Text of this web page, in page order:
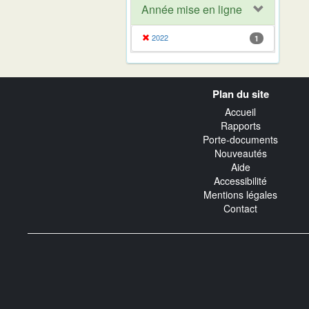
Année mise en ligne
2022 1
Plan du site
Accueil
Rapports
Porte-documents
Nouveautés
Aide
Accessibilité
Mentions légales
Contact